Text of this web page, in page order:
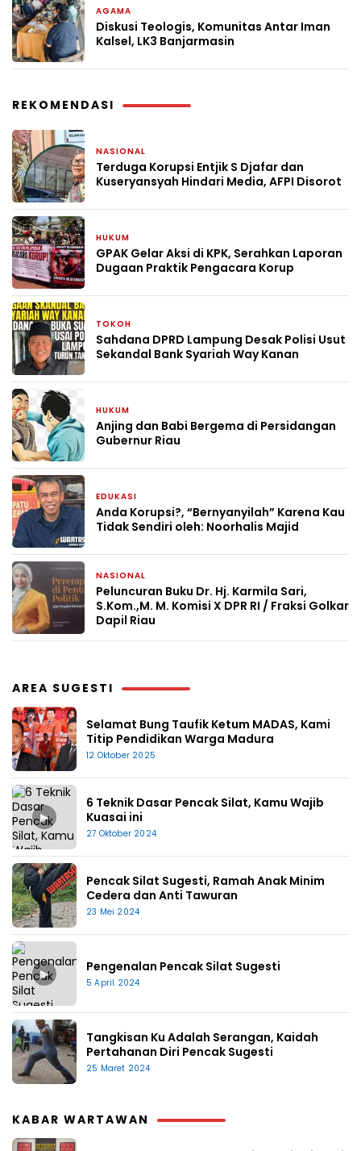
AGAMA
Diskusi Teologis, Komunitas Antar Iman
Kalsel, LK3 Banjarmasin
REKOMENDASI
NASIONAL
Terduga Korupsi Entjik S Djafar dan
Kuseryansyah Hindari Media, AFPI Disorot
HUKUM
GPAK Gelar Aksi di KPK, Serahkan Laporan
Dugaan Praktik Pengacara Korup
TOKOH
Sahdana DPRD Lampung Desak Polisi Usut
Sekandal Bank Syariah Way Kanan
HUKUM
Anjing dan Babi Bergema di Persidangan
Gubernur Riau
EDUKASI
Anda Korupsi?, “Bernyanyilah” Karena Kau
Tidak Sendiri oleh: Noorhalis Majid
NASIONAL
Peluncuran Buku Dr. Hj. Karmila Sari,
S.Kom.,M. M. Komisi X DPR RI / Fraksi Golkar
Dapil Riau
AREA SUGESTI
Selamat Bung Taufik Ketum MADAS, Kami
Titip Pendidikan Warga Madura
12 Oktober 2025
▶
6 Teknik Dasar Pencak Silat, Kamu Wajib
Kuasai ini
27 Oktober 2024
Pencak Silat Sugesti, Ramah Anak Minim
Cedera dan Anti Tawuran
23 Mei 2024
▶ Pengenalan Pencak Silat Sugesti
5 April 2024
Tangkisan Ku Adalah Serangan, Kaidah
Pertahanan Diri Pencak Sugesti
25 Maret 2024
KABAR WARTAWAN